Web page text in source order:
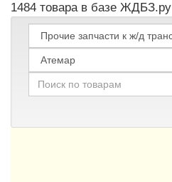
1484 товара в базе ЖДБЗ.ру